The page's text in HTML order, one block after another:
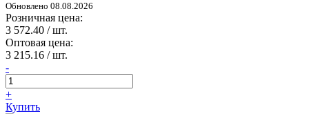
Обновлено 08.08.2026
Розничная цена:
3 572.40 / шт.
Оптовая цена:
3 215.16 / шт.
-
+
Купить